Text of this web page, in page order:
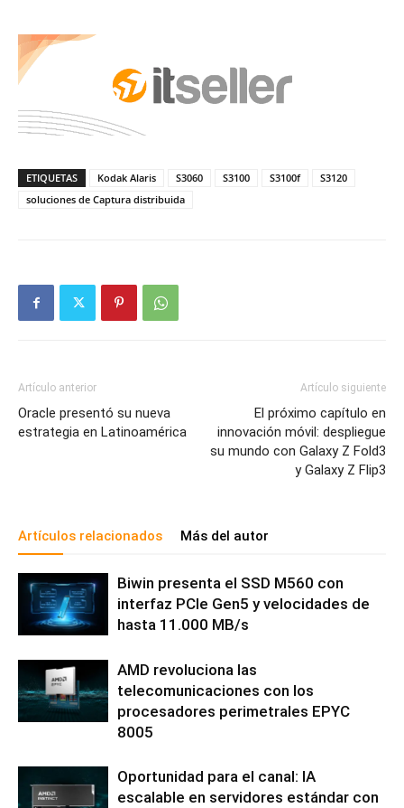
ETIQUETAS Kodak Alaris S3060 S3100 S3100f
S3120
soluciones de Captura distribuida
Artículo anterior
Oracle presentó su nueva
estrategia en Latinoamérica
Artículo siguiente
El próximo capítulo en
innovación móvil: despliegue
su mundo con Galaxy Z Fold3
y Galaxy Z Flip3
Artículos relacionados Más del autor
Biwin presenta el SSD M560 con
interfaz PCIe Gen5 y velocidades de
hasta 11.000 MB/s
AMD revoluciona las
telecomunicaciones con los
procesadores perimetrales EPYC
8005
Oportunidad para el canal: IA
escalable en servidores estándar con